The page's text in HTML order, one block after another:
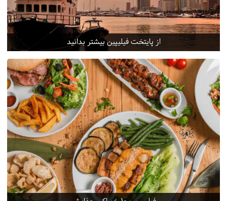
11 یکشنبه March 29, 2026 | 1405/01/09
صبح از بوهول به سوی مانیل پرواز می‌کنیم. و سپس به
سوی فرودگاه دوبی یا فرودگاه دوحه پرواز می‌کنیم و
توقفی در سالن ترانزیت فرودگاه خواهیم داشت.
=
پرواز
12 دوشنبه March 30, 2026 | 1405/01/10
به طرف تهران پرواز می‌کنیم. با خاطراتی شیرین از سفر
فیلیپین به فرودگاه ایران می‌رسیم.
از پایتخت فیلیپین بیشتر بدانید